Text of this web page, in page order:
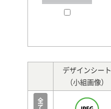
デザインシート
（小組画像）